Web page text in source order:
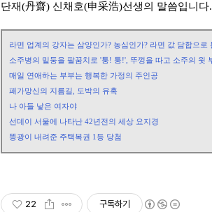
단재(丹齋) 신채호(申采浩)선생의 말씀입니다.
라면 업계의 강자는 삼양인가? 농심인가? 라면 값 담합으로
소주병의 밑둥을 팔꿈치로 '퉁! 퉁!', 뚜껑을 따고 소주의 윗
매일 연애하는 부부는 행복한 가정의 주인공
패가망신의 지름길, 도박의 유혹
나 아들 낳은 여자야
선데이 서울에 나타난 42년전의 세상 요지경
똥광이 내려준 주택복권 1등 당첨
22 구독하기